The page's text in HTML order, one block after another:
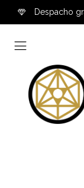
Despacho